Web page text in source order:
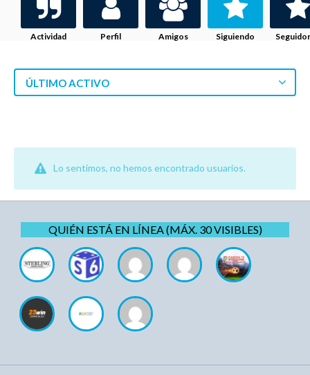
Actividad Perfil Amigos Siguiendo
ÚLTIMO ACTIVO
Lo sentimos, no hemos encontrado usuarios.
QUIÉN ESTÁ EN LÍNEA (MÁX. 30 VISIBLES)